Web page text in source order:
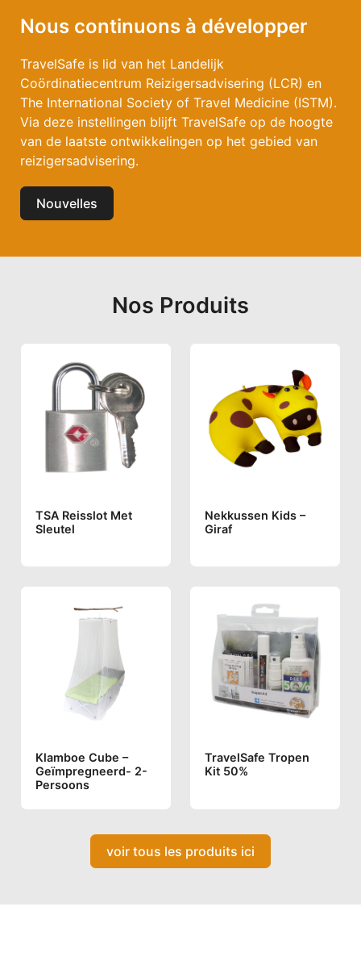
Nous continuons à développer
TravelSafe is lid van het Landelijk
Coördinatiecentrum Reizigersadvisering (LCR) en
The International Society of Travel Medicine (ISTM).
Via deze instellingen blijft TravelSafe op de hoogte
van de laatste ontwikkelingen op het gebied van
reizigersadvisering.
Nouvelles
Nos Produits
TSA Reisslot Met
Sleutel
Nekkussen Kids –
Giraf
Klamboe Cube –
Geïmpregneerd- 2-
Persoons
TravelSafe Tropen
Kit 50%
voir tous les produits ici